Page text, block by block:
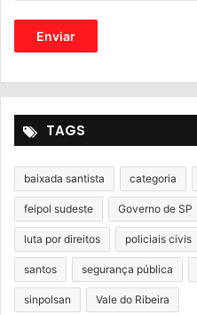
TAGS
baixada santista categoria
feipol sudeste Governo de SP
luta por direitos policiais civis
santos segurança pública
sinpolsan Vale do Ribeira